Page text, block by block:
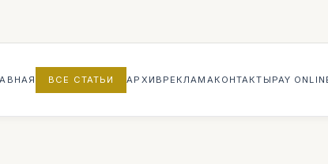
ВСЕ СТАТЬИ АРХИВ РЕКЛАМА КОНТАКТЫ PAY